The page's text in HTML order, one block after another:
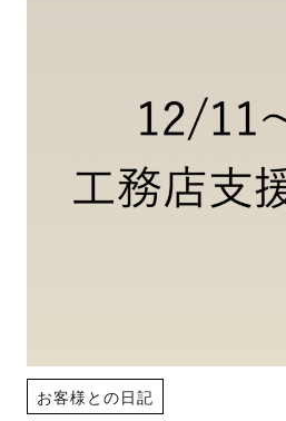
お客様との日記